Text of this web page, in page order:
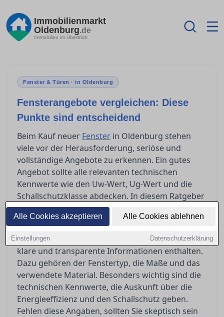
Alle Cookies akzeptieren Alle Cookies ablehnen
Einstellungen Datenschutzerklärung
Immobilienmarkt
Oldenburg.de
Immobilien im Überblick
Fenster & Türen · in Oldenburg
Fensterangebote vergleichen: Diese
Punkte sind entscheidend
Beim Kauf neuer Fenster in Oldenburg stehen
viele vor der Herausforderung, seriöse und
vollständige Angebote zu erkennen. Ein gutes
Angebot sollte alle relevanten technischen
Kennwerte wie den Uw-Wert, Ug-Wert und die
Schallschutzklasse abdecken. In diesem Ratgeber
erfahren Sie, worauf Sie achten müssen, um die
passenden Fenster für Ihre Bedürfnisse zu finden.
Ein seriöses Fensterangebot in Oldenburg sollte
klare und transparente Informationen enthalten.
Dazu gehören der Fenstertyp, die Maße und das
verwendete Material. Besonders wichtig sind die
technischen Kennwerte, die Auskunft über die
Energieeffizienz und den Schallschutz geben.
Fehlen diese Angaben, sollten Sie skeptisch sein